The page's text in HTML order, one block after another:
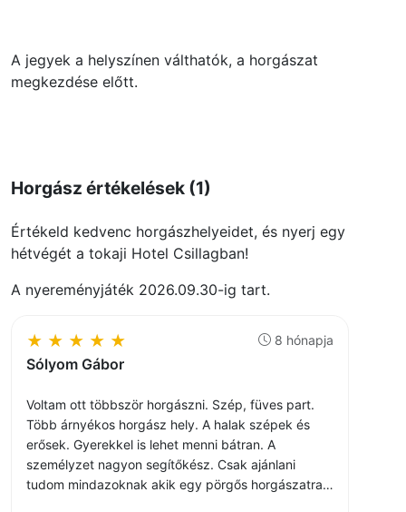
A jegyek a helyszínen válthatók, a horgászat
megkezdése előtt.
Horgász értékelések (1)
Értékeld kedvenc horgászhelyeidet, és nyerj egy
hétvégét a tokaji Hotel Csillagban!
A nyereményjáték 2026.09.30-ig tart.
★ ★ ★ ★ ★
Sólyom Gábor
8 hónapja
Voltam ott többször horgászni. Szép, füves part.
Több árnyékos horgász hely. A halak szépek és
erősek. Gyerekkel is lehet menni bátran. A
személyzet nagyon segítőkész. Csak ajánlani
tudom mindazoknak akik egy pörgős horgászatra